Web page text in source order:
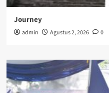
Journey
admin Agustus 2, 2026 0